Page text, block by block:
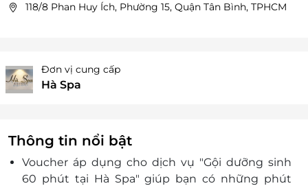
118/8 Phan Huy Ích, Phường 15, Quận Tân Bình, TPHCM
Đơn vị cung cấp
Hà Spa
Thông tin nổi bật
Voucher áp dụng cho dịch vụ "Gội dưỡng sinh
60 phút tại Hà Spa"giúp bạn có những phút